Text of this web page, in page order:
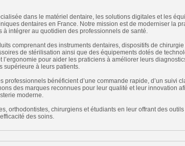
dans le matériel dentaire, les solutions digitales et les
dentaires en France. Notre mission est de moderniser la
à intégrer au quotidien des professionnels de santé.
comprenant des instruments dentaires, dispositifs de
de stérilisation ainsi que des équipements dotés de
l’ergonomie pour aider les praticiens à améliorer leurs
supérieure à leurs patients.
bénéficient d’une commande rapide, d’un suivi
des marques reconnues pour leur qualité et leur innovation
moderne.
orthodontistes, chirurgiens et étudiants en leur offrant des
des soins.